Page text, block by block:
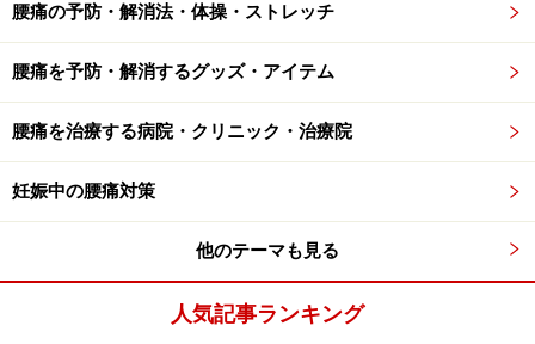
腰痛の予防・解消法・体操・ストレッチ
腰痛を予防・解消するグッズ・アイテム
腰痛を治療する病院・クリニック・治療院
妊娠中の腰痛対策
他のテーマも見る
人気記事ランキング